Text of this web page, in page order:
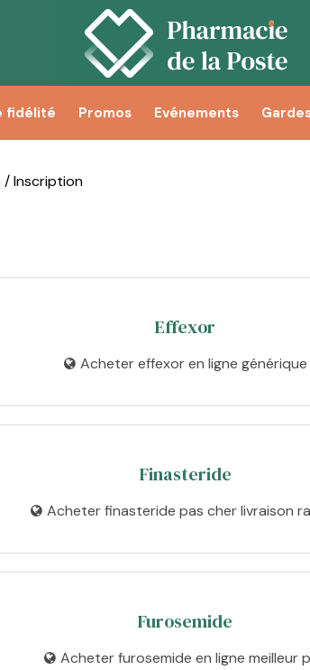
fidélité Promos Evénements
/ Inscription
Effexor
Acheter effexor en ligne générique
Finasteride
Acheter finasteride pas cher livraison
Furosemide
Acheter furosemide en ligne meilleur